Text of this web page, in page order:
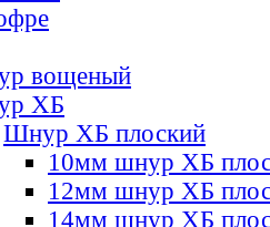
вощеный
ХБ
Шнур ХБ плоский
10мм шнур ХБ
12мм шнур ХБ
14мм шнур ХБ